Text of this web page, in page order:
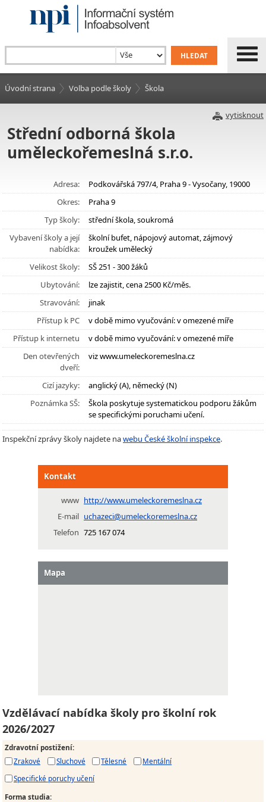
Úvodní strana Volba podle školy Škola
vytisknout
Střední odborná škola
uměleckořemeslná s.r.o.
Adresa:
Podkovářská 797/4, Praha 9 - Vysočany, 19000
Okres:
Praha 9
Typ školy:
střední škola, soukromá
Vybavení školy a její
nabídka:
školní bufet, nápojový automat, zájmový
kroužek umělecký
Velikost školy:
SŠ 251 - 300 žáků
Ubytování:
lze zajistit, cena 2500 Kč/měs.
Stravování:
jinak
Přístup k PC
v době mimo vyučování: v omezené míře
Přístup k internetu
v době mimo vyučování: v omezené míře
Den otevřených
dveří:
viz www.umeleckoremeslna.cz
Cizí jazyky:
anglický (A), německý (N)
Poznámka SŠ:
Škola poskytuje systematickou podporu žákům
se specifickými poruchami učení.
Inspekční zprávy školy najdete nawebu České školní inspekce.
Kontakt
www http://www.umeleckoremeslna.cz
E-mail uchazeci@umeleckoremeslna.cz
Telefon 725 167 074
Mapa
Vzdělávací nabídka školy pro školní rok
2026/2027
Zdravotní postižení:
Zrakové
Sluchové Tělesné
Mentální
Specifické poruchy učení
Forma studia: